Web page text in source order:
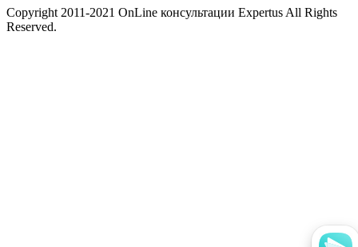
Copyright 2011-2021 OnLine консультации Expertus All Rights
Reserved.